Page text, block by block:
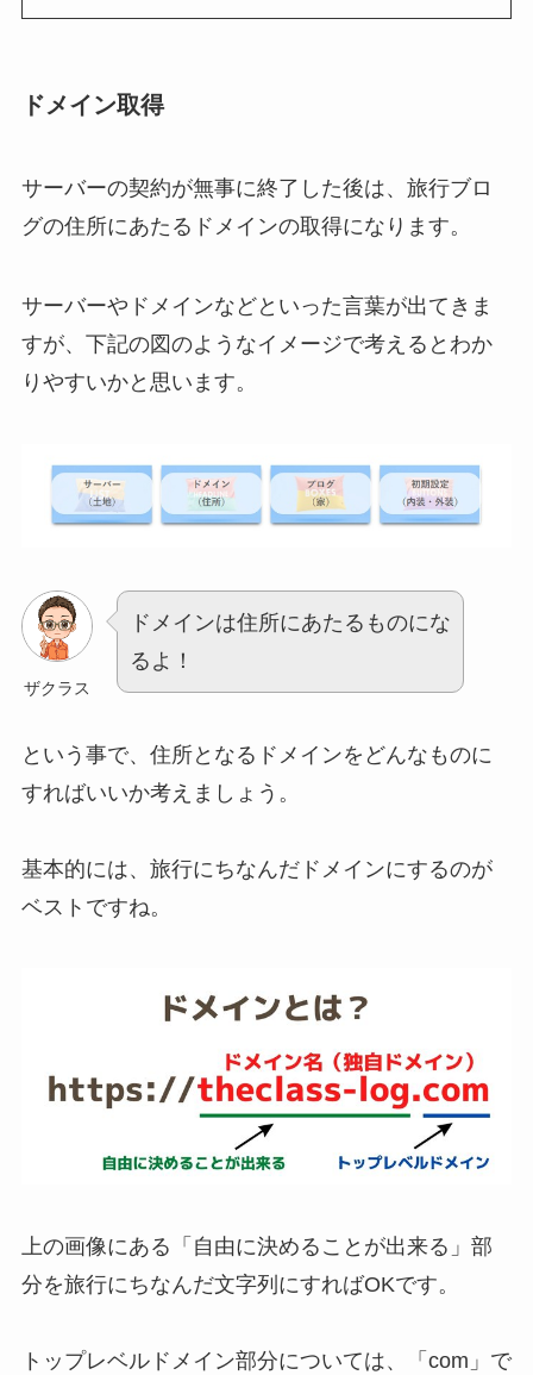
ドメイン取得
サーバーの契約が無事に終了した後は、旅行ブロ
グの住所にあたるドメインの取得になります。
サーバーやドメインなどといった言葉が出てきま
すが、下記の図のようなイメージで考えるとわか
りやすいかと思います。
ザクラス
ドメインは住所にあたるものにな
るよ！
という事で、住所となるドメインをどんなものに
すればいいか考えましょう。
基本的には、旅行にちなんだドメインにするのが
ベストですね。
上の画像にある「自由に決めることが出来る」部
分を旅行にちなんだ文字列にすればOKです。
トップレベルドメイン部分については、「com」で